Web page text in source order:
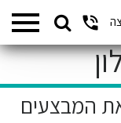
המבצעים